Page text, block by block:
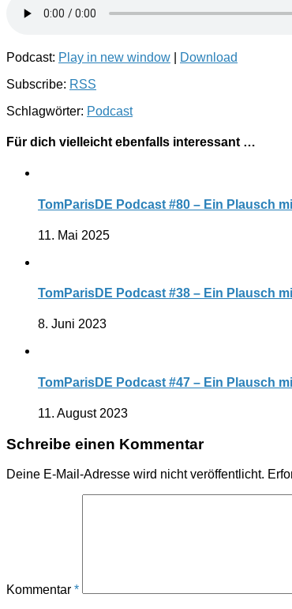
Podcast: Play in new window
Download
Subscribe: RSS
Schlagwörter: Podcast
Für dich vielleicht ebenfalls interessant …
TomParisDE Podcast #80 – Ein Plausch
11. Mai 2025
TomParisDE Podcast #38 – Ein Plausch
8. Juni 2023
TomParisDE Podcast #47 – Ein Plausch
11. August 2023
Schreibe einen Kommentar
Deine E-Mail-Adresse wird nicht veröffentlicht.
Kommentar *